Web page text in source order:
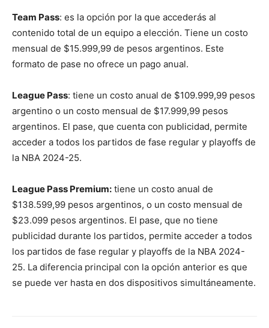
Team Pass: es la opción por la que accederás al
contenido total de un equipo a elección. Tiene un costo
mensual de $15.999,99 de pesos argentinos. Este
formato de pase no ofrece un pago anual.
League Pass: tiene un costo anual de $109.999,99 pesos
argentino o un costo mensual de $17.999,99 pesos
argentinos. El pase, que cuenta con publicidad, permite
acceder a todos los partidos de fase regular y playoffs de
la NBA 2024-25.
League Pass Premium: tiene un costo anual de
$138.599,99 pesos argentinos, o un costo mensual de
$23.099 pesos argentinos. El pase, que no tiene
publicidad durante los partidos, permite acceder a todos
los partidos de fase regular y playoffs de la NBA 2024-
25. La diferencia principal con la opción anterior es que
se puede ver hasta en dos dispositivos simultáneamente.